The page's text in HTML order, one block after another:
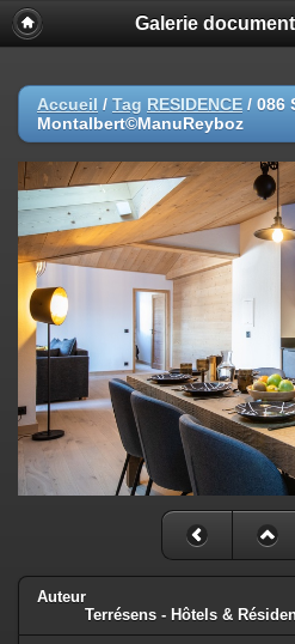
Galerie
Accueil / Tag RESIDENCE / 086
Montalbert©ManuReyboz
Auteur
Terrésens - Hôtels &